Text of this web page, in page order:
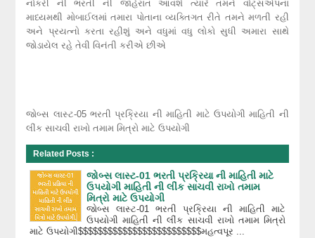
નોકરી ની ભરતી ની જાહેરાત આવશે ત્યારે તમને વોટ્સએપના
માધ્યમથી મોબાઈલમાં તમારા પોતાના વ્યક્તિગત રીતે તમને મળતી રહી
અને પ્રયત્નો કરતા રહીશું અને વધુમાં વધુ લોકો સુધી અમારા સાથે
જોડાયેલ રહે તેવી વિનંતી કરીએ છીએ
જોબ્સ લાસ્ટ-05 ભરતી પ્રક્રિયા ની માહિતી માટે ઉપયોગી માહિતી ની
લીંક સાચવી રાખો તમામ મિત્રો માટે ઉપયોગી
Related Posts :
જોબ્સ લાસ્ટ-01 ભરતી પ્રક્રિયા ની માહિતી માટે
ઉપયોગી માહિતી ની લીંક સાચવી રાખો તમામ
મિત્રો માટે ઉપયોગી
જોબ્સ લાસ્ટ-01 ભરતી પ્રક્રિયા ની માહિતી માટે
ઉપયોગી માહિતી ની લીંક સાચવી રાખો તમામ મિત્રો
માટે ઉપયોગી$$$$$$$$$$$$$$$$$$$$$$$$$મહત્વપૂર ...